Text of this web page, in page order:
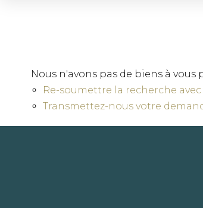
Nous n'avons pas de biens à
Re-soumettre la recherche
Transmettez-nous votre